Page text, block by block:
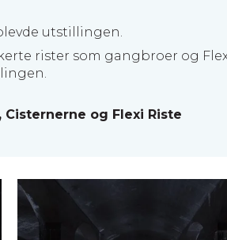
utstillingen.
rister som gangbroer og
og Flexi Riste